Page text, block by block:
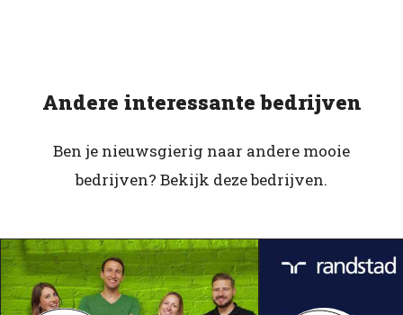
Andere interessante bedrijven
Ben je nieuwsgierig naar andere mooie
bedrijven? Bekijk deze bedrijven.